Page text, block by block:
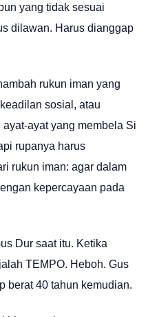
yang tidak sesuai
dilawan. Harus dianggap
rukun iman yang
sosial, atau
ayat yang membela Si
rupanya harus
rukun iman: agar dalam
kepercayaan pada
Dur saat itu. Ketika
TEMPO. Heboh. Gus
berat 40 tahun kemudian.